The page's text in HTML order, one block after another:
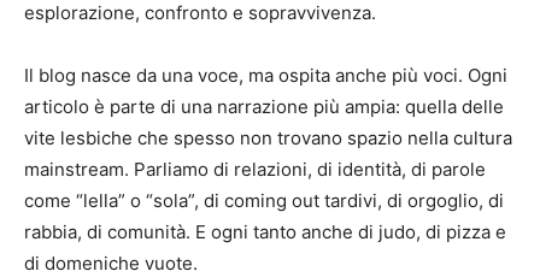
esplorazione, confronto e sopravvivenza.
Il blog nasce da una voce, ma ospita anche più voci. Ogni
articolo è parte di una narrazione più ampia: quella delle
vite lesbiche che spesso non trovano spazio nella cultura
mainstream. Parliamo di relazioni, di identità, di parole
come “lella” o “sola”, di coming out tardivi, di orgoglio, di
rabbia, di comunità. E ogni tanto anche di judo, di pizza e
di domeniche vuote.